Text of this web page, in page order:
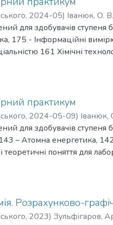
, 2024-05) Іванюк, О. В.
для здобувачів ступеня
175 - Інформаційні
161 Хімічні
поняття для
властивостей
класів неорганічних
неорганічних речовин з
термодинамічних
частині та
самоконтролю, необхідні
практикум
, 2024-05-09) Іванюк,
для здобувачів ступеня
– Атомна енергетика,
поняття для
компоненти «Хімія».
з використанням
та процесів в
та математичному
Розрахунково-
, 2023) Зульфігаров,